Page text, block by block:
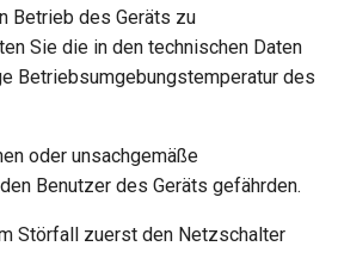
Betrieb des Geräts zu
Sie die in den technischen Daten
Betriebsumgebungstemperatur des
oder unsachgemäße
Benutzer des Geräts gefährden.
Störfall zuerst den Netzschalter